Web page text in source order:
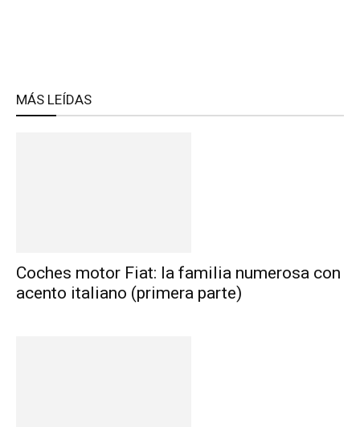
MÁS LEÍDAS
Coches motor Fiat: la familia numerosa con
acento italiano (primera parte)